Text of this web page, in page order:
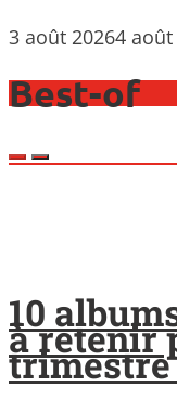
3 août 20264 août
Best-of
10
à retenir
trimestre